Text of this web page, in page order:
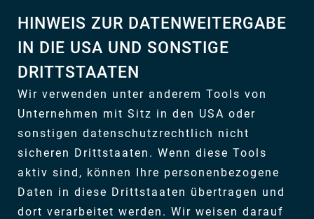
HINWEIS ZUR DATENWEITERGABE
IN DIE USA UND SONSTIGE
DRITTSTAATEN
Wir verwenden unter anderem Tools von
Unternehmen mit Sitz in den USA oder
sonstigen datenschutzrechtlich nicht
sicheren Drittstaaten. Wenn diese Tools
aktiv sind, können Ihre personenbezogene
Daten in diese Drittstaaten übertragen und
dort verarbeitet werden. Wir weisen darauf